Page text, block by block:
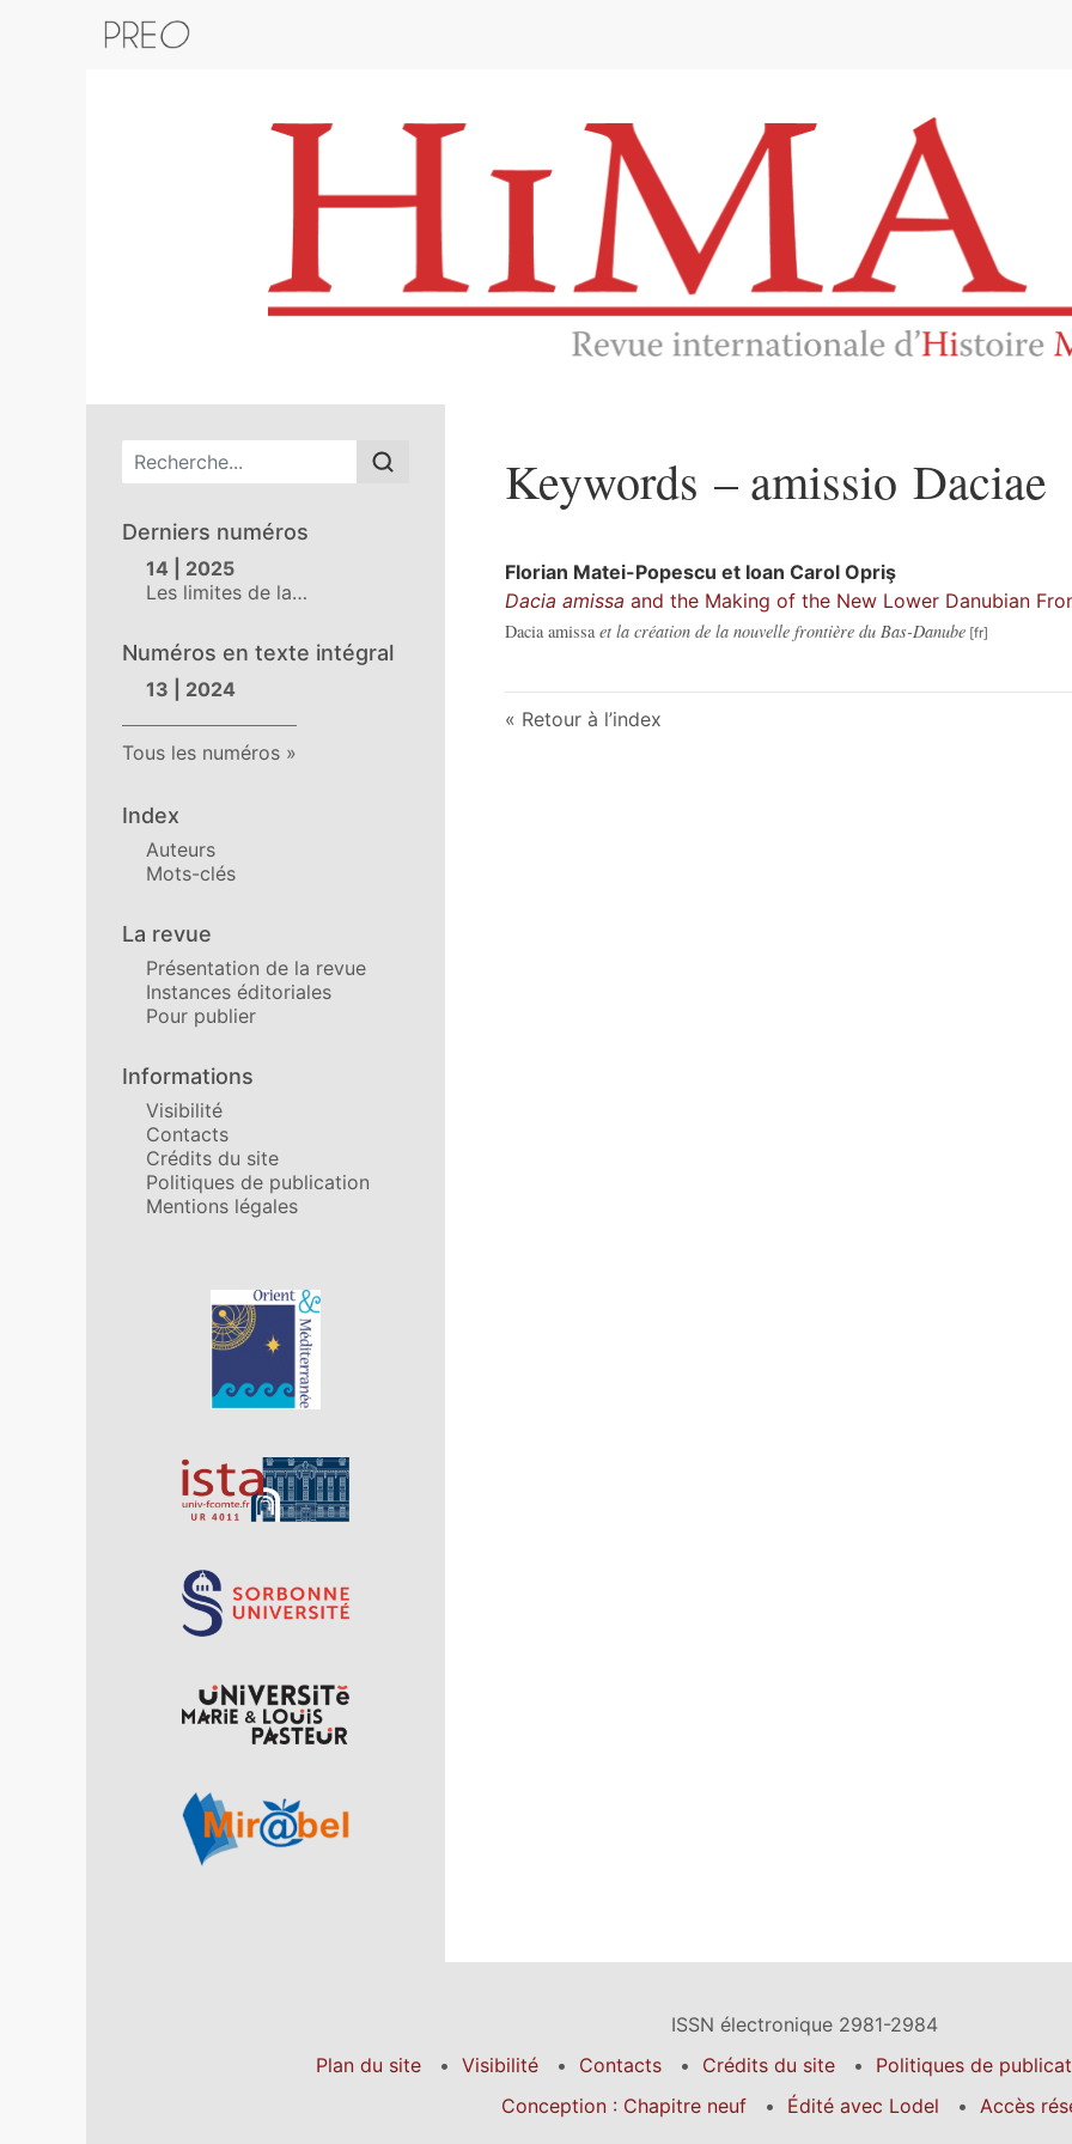
Menu principal
Derniers numéros
14 | 2025
Les limites de la…
Numéros en texte intégral
13 | 2024
Tous les numéros
Index
Auteurs
Mots-clés
La revue
Présentation de la revue
Instances éditoriales
Pour publier
Informations
Visibilité
Contacts
Crédits du site
Politiques de publication
Mentions légales
Affiliations/partenaires
Keywords – amissio Daciae
Florian Matei-Popescu et Ioan Carol Opriş
Dacia amissa and the Making of the New Lower Danubian
Dacia amissaet la création de la nouvelle frontière du Bas-Danube
Retour à l’index
ISSN électronique 2981-2984
Plan du site
Visibilité Contacts Crédits du site
Politiques de
Conception : Chapitre neuf
Édité avec Lodel Accès